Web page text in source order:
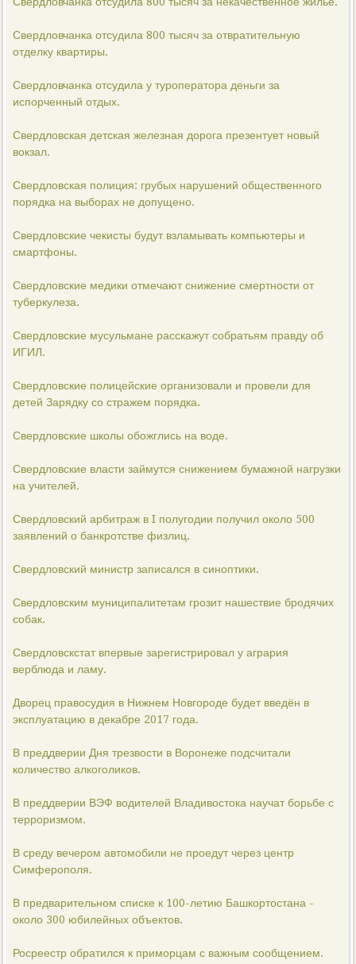
Свердловчанка отсудила 800 тысяч за отвратительную
отделку квартиры.
Свердловчанка отсудила у туроператора деньги за
испорченный отдых.
Свердловская детская железная дорога презентует новый
вокзал.
Свердловская полиция: грубых нарушений общественного
порядка на выборах не допущено.
Свердловские чекисты будут взламывать компьютеры и
смартфоны.
Свердловские медики отмечают снижение смертности от
туберкулеза.
Свердловские мусульмане расскажут собратьям правду об
ИГИЛ.
Свердловские полицейские организовали и провели для
детей Зарядку со стражем порядка.
Свердловские школы обожглись на воде.
Свердловские власти займутся снижением бумажной нагрузки
на учителей.
Свердловский арбитраж в I полугодии получил около 500
заявлений о банкротстве физлиц.
Свердловский министр записался в синоптики.
Свердловским муниципалитетам грозит нашествие бродячих
собак.
Свердловскстат впервые зарегистрировал у агрария
верблюда и ламу.
Дворец правосудия в Нижнем Новгороде будет введён в
эксплуатацию в декабре 2017 года.
В преддверии Дня трезвости в Воронеже подсчитали
количество алкоголиков.
В преддверии ВЭФ водителей Владивостока научат борьбе с
терроризмом.
В среду вечером автомобили не проедут через центр
Симферополя.
В предварительном списке к 100-летию Башкортостана -
около 300 юбилейных объектов.
Росреестр обратился к приморцам с важным сообщением.